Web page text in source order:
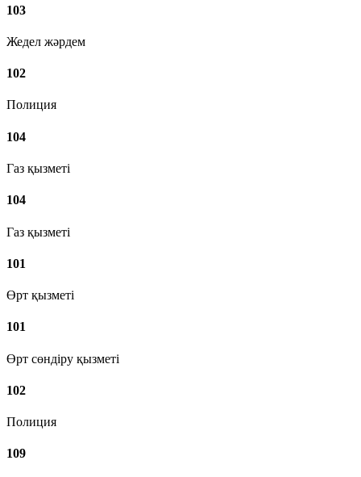
103
Жедел жәрдем
102
Полиция
104
Газ қызметі
104
Газ қызметі
101
Өрт қызметі
101
Өрт сөндіру қызметі
102
Полиция
109